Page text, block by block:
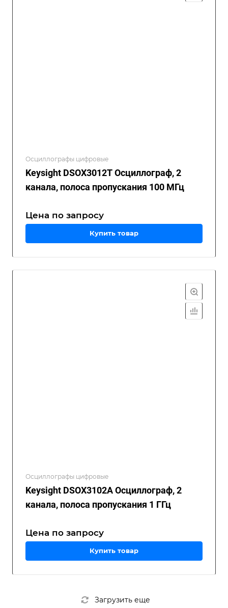
Осциллографы цифровые
Keysight DSOX3012T Осциллограф, 2
канала, полоса пропускания 100 МГц
Цена по запросу
Купить товар
Осциллографы цифровые
Keysight DSOX3102A Осциллограф, 2
канала, полоса пропускания 1 ГГц
Цена по запросу
Купить товар
Загрузить еще